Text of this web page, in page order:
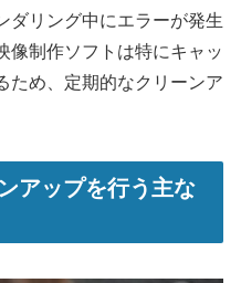
ダリング中にエラーが発生
像制作ソフトは特にキャッ
ため、定期的なクリーンア
アップを行う主な